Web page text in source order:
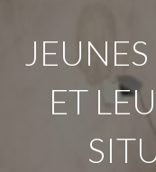
ET